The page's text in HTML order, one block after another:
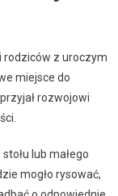
rodziców z uroczym
miejsce do
rozwojowi
lub małego
mogło rysować,